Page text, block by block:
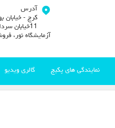
آدرس
کرج - خیابان
11خیابان
آزمایشگاه نور،
نمایندگی های پکیج گالری ویدیو